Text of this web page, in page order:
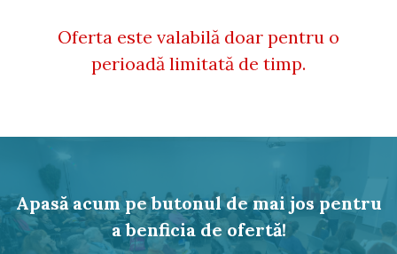
Oferta este valabilă doar pentru o
perioadă limitată de timp.
Apasă acum pe butonul de mai jos pentru
a benficia de ofertă!